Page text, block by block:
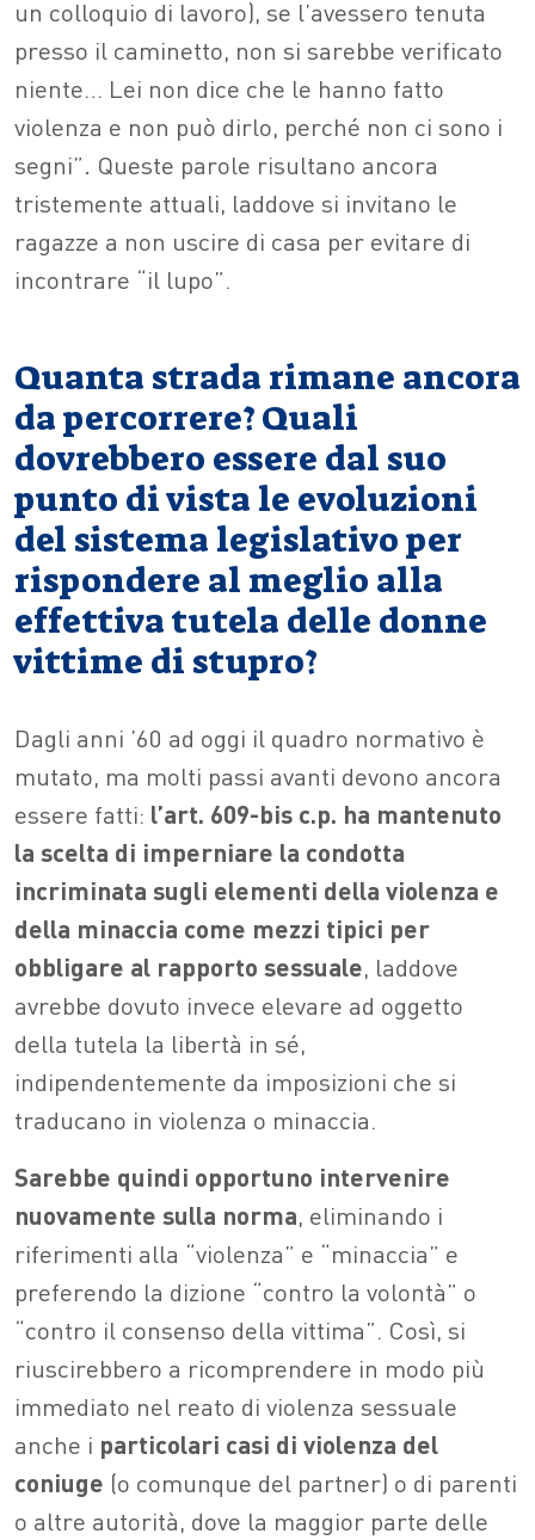
un colloquio di lavoro), se l’avessero tenuta
presso il caminetto, non si sarebbe verificato
niente… Lei non dice che le hanno fatto
violenza e non può dirlo, perché non ci sono i
segni”. Queste parole risultano ancora
tristemente attuali, laddove si invitano le
ragazze a non uscire di casa per evitare di
incontrare “il lupo”.
Quanta strada rimane ancora
da percorrere? Quali
dovrebbero essere dal suo
punto di vista le evoluzioni
del sistema legislativo per
rispondere al meglio alla
effettiva tutela delle donne
vittime di stupro?
Dagli anni ’60 ad oggi il quadro normativo è
mutato, ma molti passi avanti devono ancora
essere fatti: l’art. 609-bis c.p. ha mantenuto
la scelta di imperniare la condotta
incriminata sugli elementi della violenza e
della minaccia come mezzi tipici per
obbligare al rapporto sessuale, laddove
avrebbe dovuto invece elevare ad oggetto
della tutela la libertà in sé,
indipendentemente da imposizioni che si
traducano in violenza o minaccia.
Sarebbe quindi opportuno intervenire
nuovamente sulla norma, eliminando i
riferimenti alla “violenza” e “minaccia” e
preferendo la dizione “contro la volontà” o
“contro il consenso della vittima”. Così, si
riuscirebbero a ricomprendere in modo più
immediato nel reato di violenza sessuale
anche i particolari casi di violenza del
coniuge (o comunque del partner) o di parenti
o altre autorità, dove la maggior parte delle